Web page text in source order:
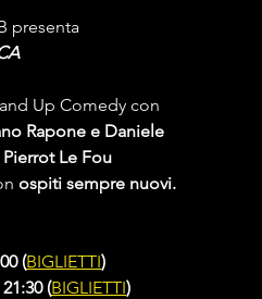
presenta
Up Comedy con
Rapone e Daniele
Pierrot Le Fou
ospiti sempre nuovi.
(BIGLIETTI)
(BIGLIETTI)